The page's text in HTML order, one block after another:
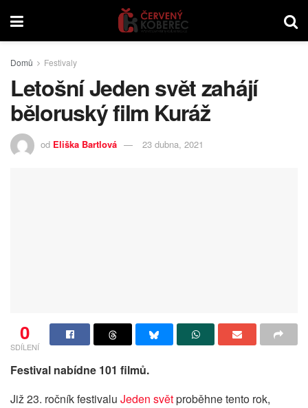
Domů Festivaly
Letošní Jeden svět zahájí
běloruský film Kuráž
od Eliška Bartlová 23 dubna, 2021
0
SDÍLENÍ
Festival nabídne 101 filmů.
Již 23. ročník festivalu Jeden světproběhne tento rok,